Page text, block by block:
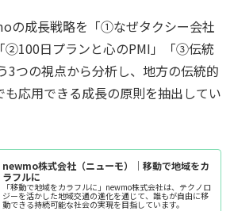
の成長戦略を「①なぜタクシー会社
②100日プランと心のPMI」「③伝統
3つの視点から分析し、地方の伝統的
応用できる成長の原則を抽出してい
newmo株式会社（ニューモ）｜移動で地域をカ
ラフルに
「移動で地域をカラフルに」newmo株式会社は、テクノロ
ジーを活かした地域交通の進化を通じて、誰もが自由に移
動できる持続可能な社会の実現を目指しています。